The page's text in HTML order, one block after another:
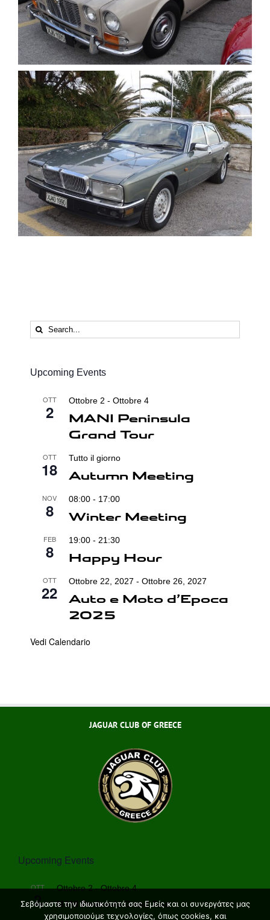
Search
for:
Upcoming Events
OTT
2
Ottobre 2 - Ottobre 4
MANI Peninsula
Grand Tour
OTT
18
Tutto il giorno
Autumn Meeting
NOV
8
08:00 - 17:00
Winter Meeting
FEB
8
19:00 - 21:30
Happy Hour
OTT
22
Ottobre 22, 2027 - Ottobre 26, 2027
Auto e Moto d’Epoca
2025
Vedi Calendario
JAGUAR CLUB OF GREECE
Upcoming Events
OTT
2
Ottobre 2-Ottobre 4
MANI Peninsula Grand Tour
Σεβόμαστε την ιδιωτικότητά σας Εμείς και οι συνεργάτες μας
χρησιμοποιούμε τεχνολογίες, όπως cookies, και